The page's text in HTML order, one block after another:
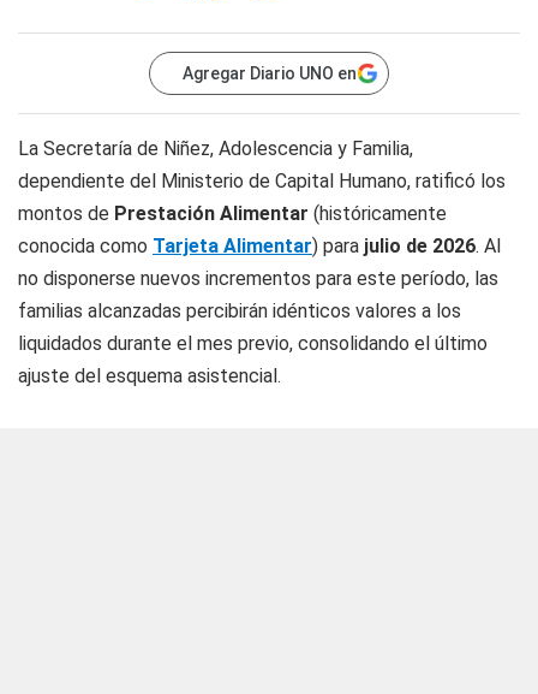
Agregar Diario UNO en
La Secretaría de Niñez, Adolescencia y Familia,
dependiente del Ministerio de Capital Humano, ratificó los
montos de Prestación Alimentar (históricamente
conocida como Tarjeta Alimentar) para julio de 2026. Al
no disponerse nuevos incrementos para este período, las
familias alcanzadas percibirán idénticos valores a los
liquidados durante el mes previo, consolidando el último
ajuste del esquema asistencial.